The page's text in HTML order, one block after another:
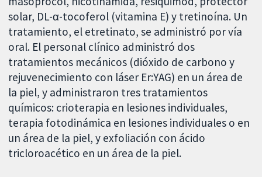
solar, DL-α-tocoferol (vitamina E) y tretinoína. Un
tratamiento, el etretinato, se administró por vía
oral. El personal clínico administró dos
tratamientos mecánicos (dióxido de carbono y
rejuvenecimiento con láser Er:YAG) en un área de
la piel, y administraron tres tratamientos
químicos: crioterapia en lesiones individuales,
terapia fotodinámica en lesiones individuales o en
un área de la piel, y exfoliación con ácido
tricloroacético en un área de la piel.